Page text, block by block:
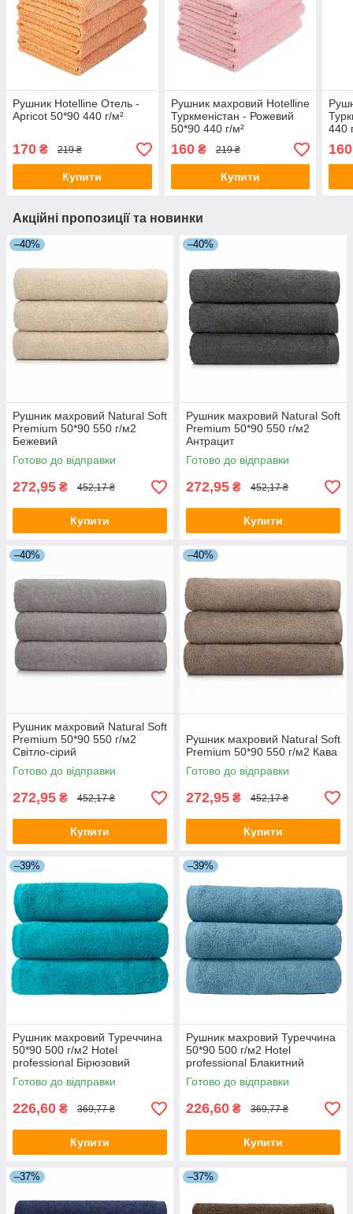
Рушник Hotelline Отель -
Apricot 50*90 440 г/м²
170 ₴ 219 ₴
Купити
Рушник махровий Hotelline
Туркменістан - Рожевий
50*90 440 г/м²
160₴ 219 ₴
Купити
440
160
Акційні пропозиції та новинки
–40%
Рушник махровий Natural Soft
Premium 50*90 550 г/м2
Бежевий
Готово до відправки
272,95 ₴ 452,17 ₴
Купити
–40%
Рушник махровий Natural Soft
Premium 50*90 550 г/м2
Антрацит
Готово до відправки
272,95 ₴ 452,17 ₴
Купити
–40%
Рушник махровий Natural Soft
Premium 50*90 550 г/м2
Світло-сірий
Готово до відправки
272,95 ₴ 452,17 ₴
Купити
–40%
Рушник махровий Natural Soft
Premium 50*90 550 г/м2 Кава
Готово до відправки
272,95 ₴ 452,17 ₴
Купити
–39%
Рушник махровий Туреччина
50*90 500 г/м2 Hotel
professional Бірюзовий
Готово до відправки
226,60 ₴ 369,77 ₴
Купити
–39%
Рушник махровий Туреччина
50*90 500 г/м2 Hotel
professional Блакитний
Готово до відправки
226,60 ₴ 369,77 ₴
Купити
–37% –37%